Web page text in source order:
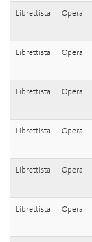
Librettista Opera
Librettista Opera
Librettista Opera
Librettista Opera
Librettista Opera
Librettista Opera